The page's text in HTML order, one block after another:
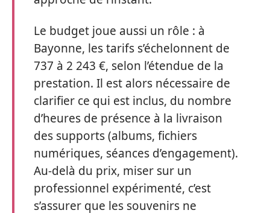
Le budget joue aussi un rôle : à
Bayonne, les tarifs s’échelonnent de
737 à 2 243 €, selon l’étendue de la
prestation. Il est alors nécessaire de
clarifier ce qui est inclus, du nombre
d’heures de présence à la livraison
des supports (albums, fichiers
numériques, séances d’engagement).
Au-delà du prix, miser sur un
professionnel expérimenté, c’est
s’assurer que les souvenirs ne